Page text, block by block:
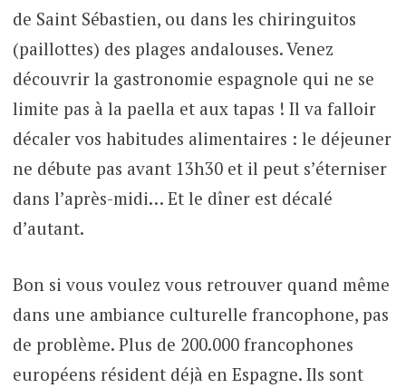
de Saint Sébastien, ou dans les chiringuitos
(paillottes) des plages andalouses. Venez
découvrir la gastronomie espagnole qui ne se
limite pas à la paella et aux tapas ! Il va falloir
décaler vos habitudes alimentaires : le déjeuner
ne débute pas avant 13h30 et il peut s’éterniser
dans l’après-midi… Et le dîner est décalé
d’autant.
Bon si vous voulez vous retrouver quand même
dans une ambiance culturelle francophone, pas
de problème. Plus de 200.000 francophones
européens résident déjà en Espagne. Ils sont